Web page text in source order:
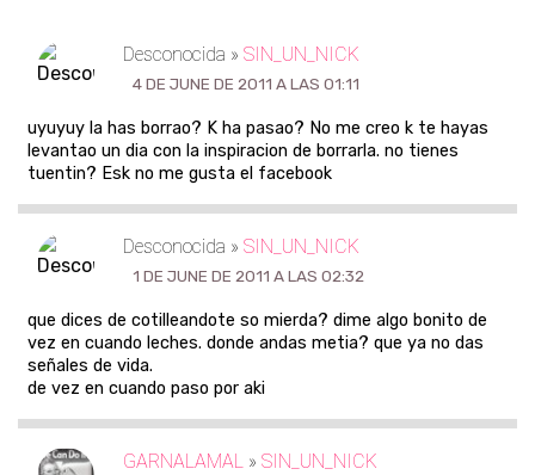
Desconocida » SIN_UN_NICK
4 DE JUNE DE 2011 A LAS 01:11
uyuyuy la has borrao? K ha pasao? No me creo k te hayas
levantao un dia con la inspiracion de borrarla. no tienes
tuentin? Esk no me gusta el facebook
Desconocida » SIN_UN_NICK
1 DE JUNE DE 2011 A LAS 02:32
que dices de cotilleandote so mierda? dime algo bonito de
vez en cuando leches. donde andas metia? que ya no das
señales de vida.
de vez en cuando paso por aki
GARNALAMAL » SIN_UN_NICK